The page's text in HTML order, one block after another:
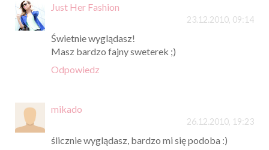
Just Her Fashion
23.12.2010, 09:14
Świetnie wyglądasz!
Masz bardzo fajny sweterek ;)
Odpowiedz
mikado
26.12.2010, 19:23
ślicznie wyglądasz, bardzo mi się podoba :)